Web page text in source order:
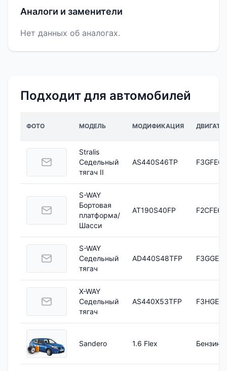
Аналоги и заменители
Нет данных об аналогах.
Подходит для автомобилей
ФОТО МОДЕЛЬ МОДИФИКАЦИЯ
Stralis
Седельный
тягач II
AS440S46TP
S-WAY
Бортовая
платформа/
Шасси
AT190S40FP
S-WAY
Седельный
тягач
AD440S48TFP
X-WAY
Седельный
тягач
AS440X53TFP
Sandero 1.6 Flex